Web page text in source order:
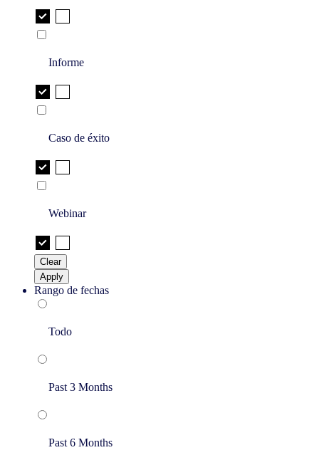
Informe
Caso de éxito
Webinar
Clear
Apply
Rango de fechas
Todo
Past 3 Months
Past 6 Months